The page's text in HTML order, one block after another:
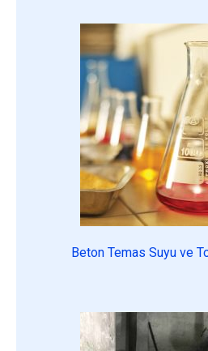
Beton Temas Suyu ve